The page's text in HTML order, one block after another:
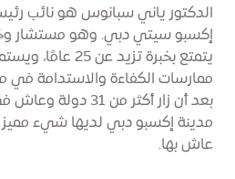
الدكتور ياني سبانوس هو نائب
إكسبو سيتي دبي. وهو مستشار
يتمتع بخبرة تزيد
ممارسات الكفاءة والاستدامة في
بعد أن زار أكثر من
مدينة إكسبو دبي لديها شيء
عاش بها.